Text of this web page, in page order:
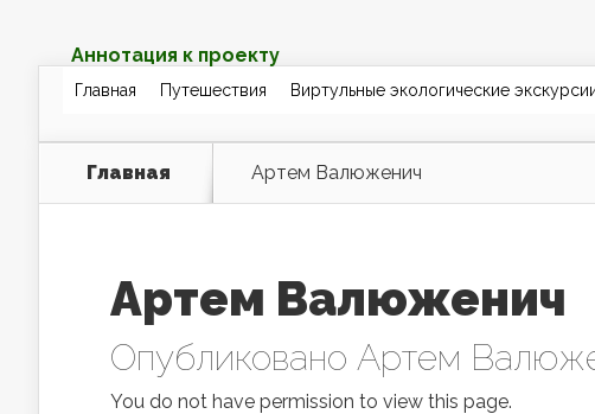
Аннотация к проекту
Главная Путешествия Виртульные экологические
Главная Артем Валюженич
Артем Валюженич
Опубликовано Артем
You do not have permission to view this page.